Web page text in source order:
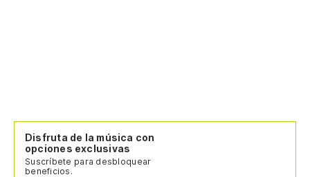
Disfruta de la música con
opciones exclusivas
Suscríbete para desbloquear
beneficios.